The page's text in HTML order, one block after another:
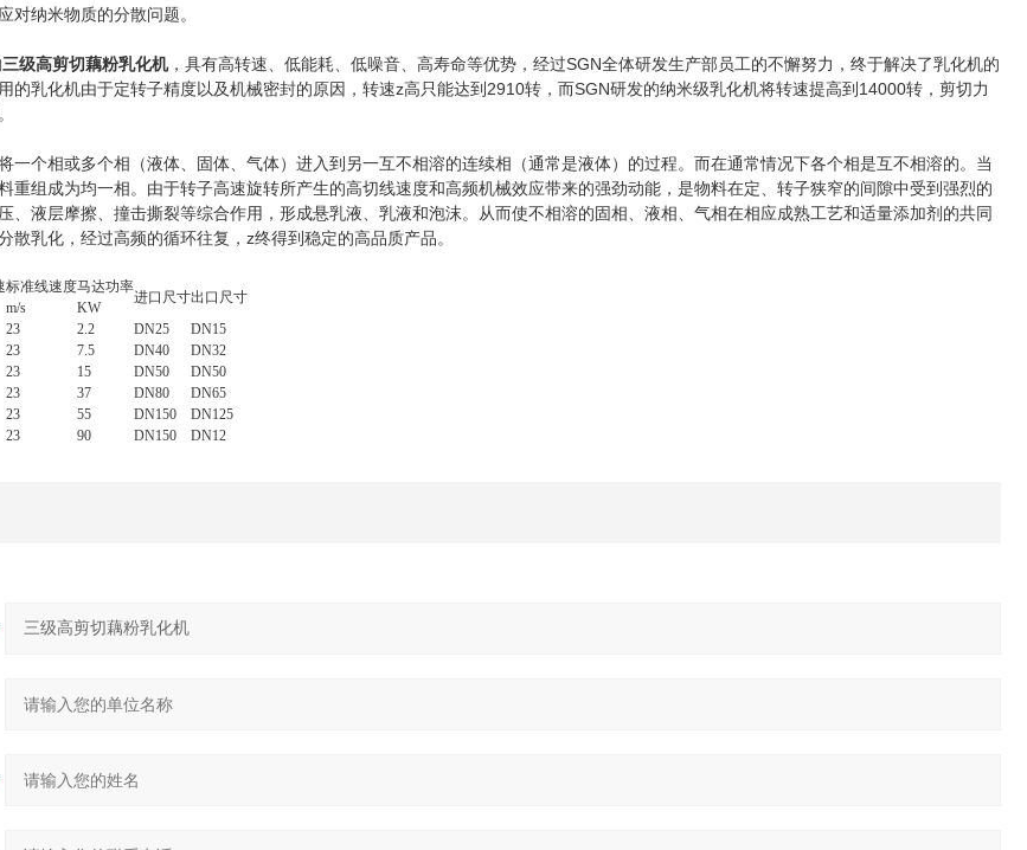
对纳米物质的分散问题。
三级高剪切藕粉乳化机，具有高转速、低能耗、低噪音、高寿命等优势，经过SGN全体研发生产部员工的不懈努力，终于解决了乳化机的
的乳化机由于定转子精度以及机械密封的原因，转速z高只能达到2910转，而SGN研发的纳米级乳化机将转速提高到14000转，剪切力
一个相或多个相（液体、固体、气体）进入到另一互不相溶的连续相（通常是液体）的过程。而在通常情况下各个相是互不相溶的。当
重组成为均一相。由于转子高速旋转所产生的高切线速度和高频机械效应带来的强劲动能，是物料在定、转子狭窄的间隙中受到强烈的
、液层摩擦、撞击撕裂等综合作用，形成悬乳液、乳液和泡沫。从而使不相溶的固相、液相、气相在相应成熟工艺和适量添加剂的共同
散乳化，经过高频的循环往复， z终得到稳定的高品质产品。
标准线速度
m/s
马达功率
KW
进口尺寸出口尺寸
23 2.2 DN25
DN15
23 7.5 DN40
DN32
23 15 DN50
DN50
23 37 DN80
DN65
23 55 DN150
DN125
23 90 DN150 DN12